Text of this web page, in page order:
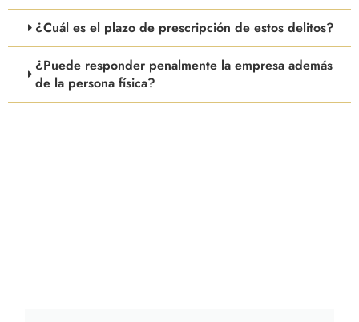
¿Cuál es el plazo de prescripción de estos delitos?
¿Puede responder penalmente la empresa además
de la persona física?